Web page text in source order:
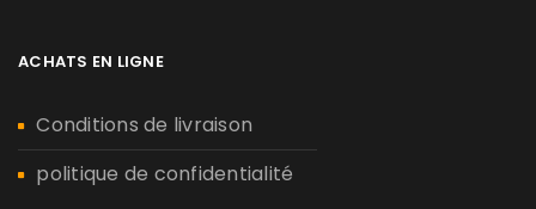
ACHATS EN LIGNE
Conditions de livraison
politique de confidentialité